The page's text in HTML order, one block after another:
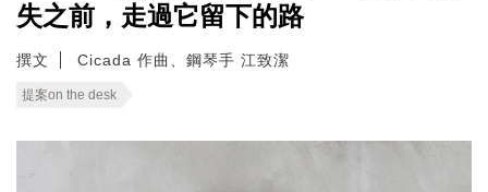
失之前，走過它留下的路
撰文 Cicada 作曲、鋼琴手 江致潔
提案on the desk